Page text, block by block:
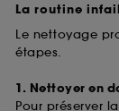
La routine
Le nettoyage
étapes.
1. Nettoyer en
Pour préserver